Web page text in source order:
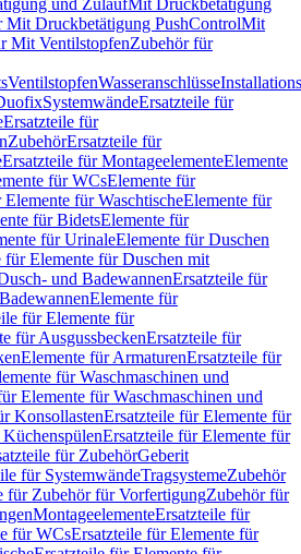
und ZulaufMit Druckbetätigung
Mit Druckbetätigung PushControlMit
Mit VentilstopfenZubehör für
VentilstopfenWasseranschlüsse
SystemwändeErsatzteile für
Ersatzteile für
ZubehörErsatzteile für
Ersatzteile für MontageelementeElemente
für WCsElemente für
für WaschtischeElemente für
für BidetsElemente für
für UrinaleElemente für Duschen
für Elemente für Duschen mit
und BadewannenErsatzteile für
Elemente für
für Elemente für
für AusgussbeckenErsatzteile für
Elemente für ArmaturenErsatzteile für
für Waschmaschinen und
Elemente für Waschmaschinen und
KonsollastenErsatzteile für Elemente für
Ersatzteile für Elemente für
für ZubehörGeberit
für SystemwändeTragsystemeZubehör
für Zubehör für VorfertigungZubehör für
MontageelementeErsatzteile für
für WCsErsatzteile für Elemente für